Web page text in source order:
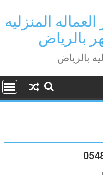
تأجير العماله المنزليه
بالرياض
بالرياض